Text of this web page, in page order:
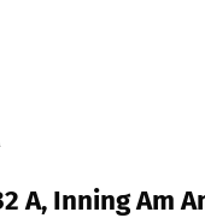
A, Inning Am